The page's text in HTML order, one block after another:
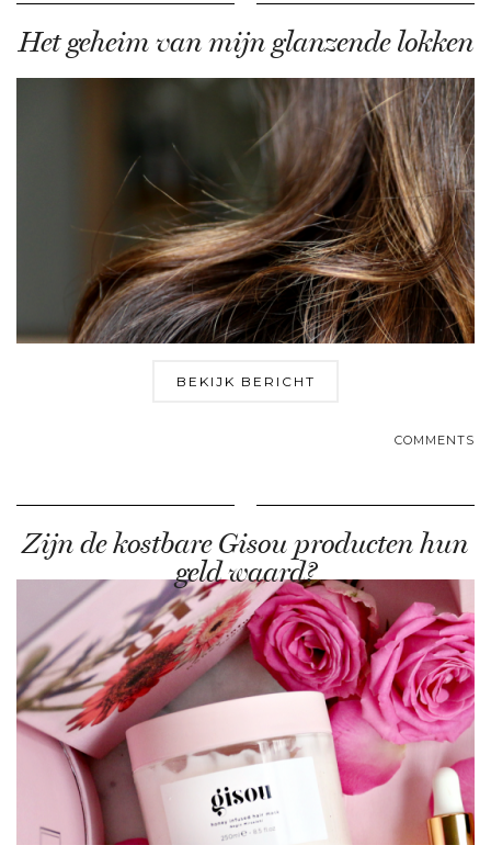
Het geheim van mijn glanzende lokken
BEKIJK BERICHT
COMMENTS
Zijn de kostbare Gisou producten hun
geld waard?